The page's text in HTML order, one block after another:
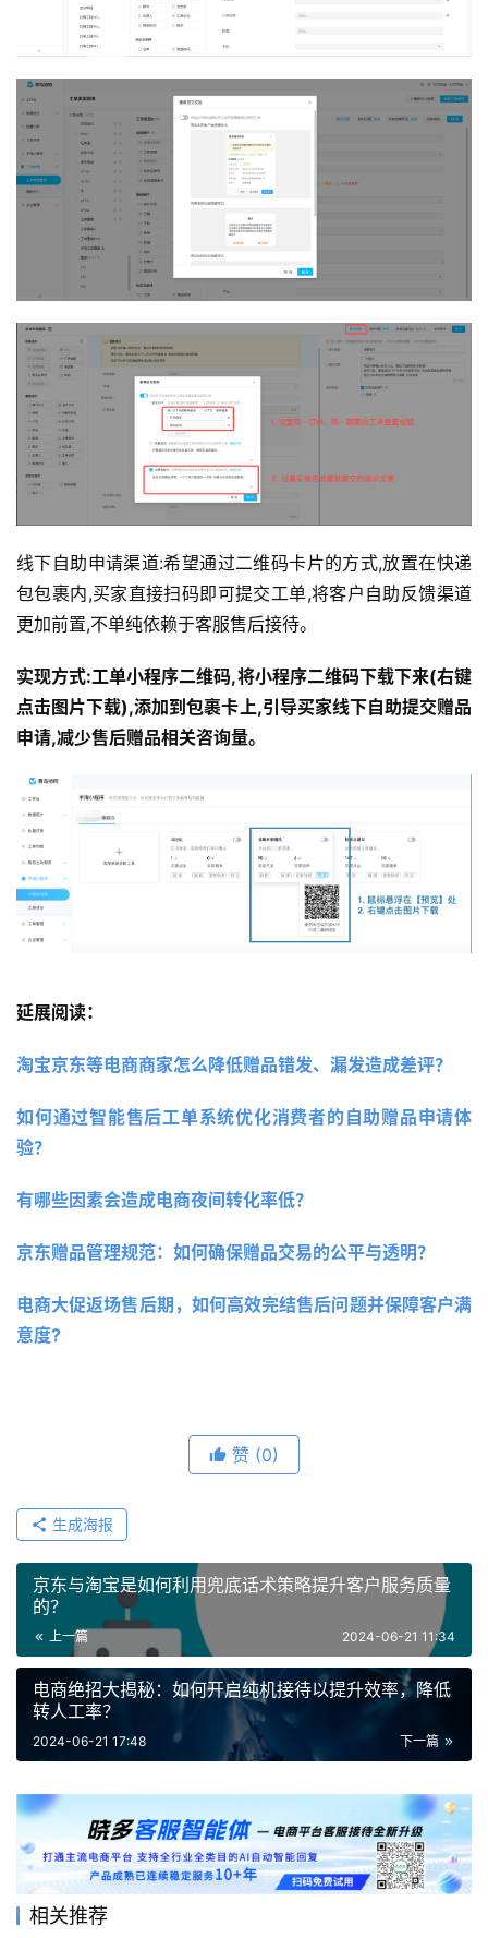
线下自助申请渠道:希望通过二维码卡片的方式,放置在快递
包包裹内,买家直接扫码即可提交工单,将客户自助反馈渠道
更加前置,不单纯依赖于客服售后接待。
实现方式:工单小程序二维码,将小程序二维码下载下来(右键
点击图片下载),添加到包裹卡上,引导买家线下自助提交赠品
申请,减少售后赠品相关咨询量。
延展阅读：
淘宝京东等电商商家怎么降低赠品错发、漏发造成差评？
如何通过智能售后工单系统优化消费者的自助赠品申请体
验？
有哪些因素会造成电商夜间转化率低？
京东赠品管理规范：如何确保赠品交易的公平与透明？
电商大促返场售后期，如何高效完结售后问题并保障客户满
意度?
赞 (0)
生成海报
京东与淘宝是如何利用兜底话术策略提升客户服务质量
的？
上一篇 2024-06-21 11:34
电商绝招大揭秘：如何开启纯机接待以提升效率，降低
转人工率？
下一篇
2024-06-21 17:48
相关推荐